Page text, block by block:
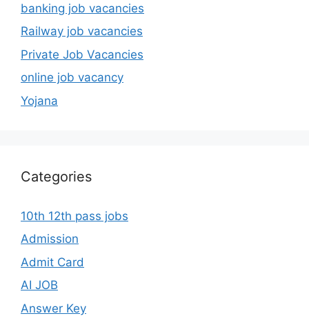
banking job vacancies
Railway job vacancies
Private Job Vacancies
online job vacancy
Yojana
Categories
10th 12th pass jobs
Admission
Admit Card
AI JOB
Answer Key